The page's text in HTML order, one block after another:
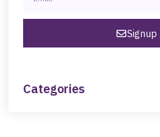
Signup
Categories